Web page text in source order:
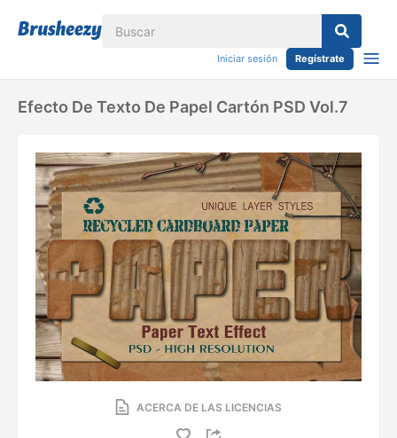
Iniciar sesión Regístrate
Efecto De Texto De Papel Cartón PSD Vol.7
ACERCA DE LAS LICENCIAS